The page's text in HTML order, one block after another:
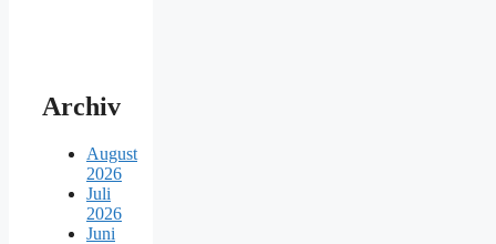
Archiv
August
2026
Juli
2026
Juni